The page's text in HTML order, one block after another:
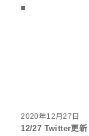
■
2020年12月27日
12/27 Twitter更新